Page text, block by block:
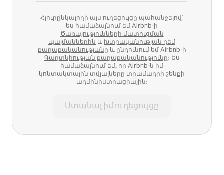
Հյուրընկալողի այս ուղեցույցը պահանջելով՝
ես համաձայնում եմ Airbnb-ի
Ծառայությունների մատուցման
պայմաններին և Խտրականության դեմ
քաղաքականությանը և ընդունում եմ Airbnb-ի
Գաղտնիության քաղաքականությունը։ Ես
համաձայնում եմ, որ Airbnb-ն իմ
կոնտակտային տվյալները տրամադրի շենքի
ադմինիստրացիային։
Ստանալ իմ ուղեցույցը